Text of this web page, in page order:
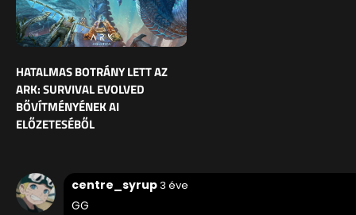
HATALMAS BOTRÁNY LETT AZ
ARK: SURVIVAL EVOLVED
BŐVÍTMÉNYÉNEK AI
ELŐZETESÉBŐL
centre_syrup3 éve
GG